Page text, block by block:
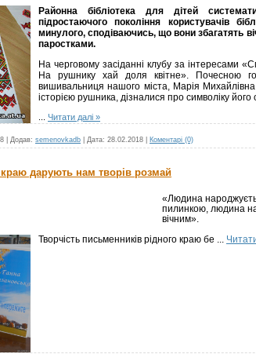
Районна бібліотека для дітей
підростаючого покоління користувачів
минулого, сподіваючись, що вони збагатять
паростками.
На черговому засіданні клубу за інтересами
На рушнику хай доля квітне». Почесною
вишивальниця нашого міста, Марія
історією рушника, дізналися про символіку його
Читати далі »
Додав: semenovkadb Дата: 28.02.2018 Коментарі (0)
дарують нам творів розмай
«Людина
пилинкою, людина
вічним».
Творчість письменників рідного краю бе ...